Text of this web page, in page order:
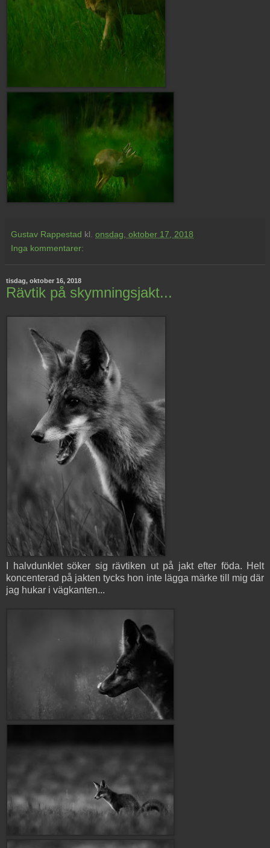
Gustav Rappestad kl. onsdag, oktober 17, 2018
Inga kommentarer:
tisdag, oktober 16, 2018
Rävtik på skymningsjakt...
I halvdunklet söker sig rävtiken ut på jakt efter föda. Helt
koncenterad på jakten tycks hon inte lägga märke till mig där
jag hukar i vägkanten...